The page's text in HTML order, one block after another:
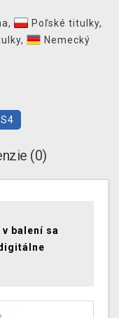
, Poľské titulky,
,
Nemecký
(0)
balení sa